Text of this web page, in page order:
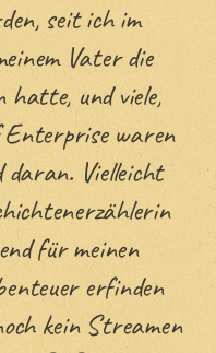
seit ich im
Vater die
hatte, und viele,
Enterprise waren
daran. Vielleicht
für meinen
erfinden
kein Streamen